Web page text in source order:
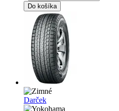
Do košíka
Darček